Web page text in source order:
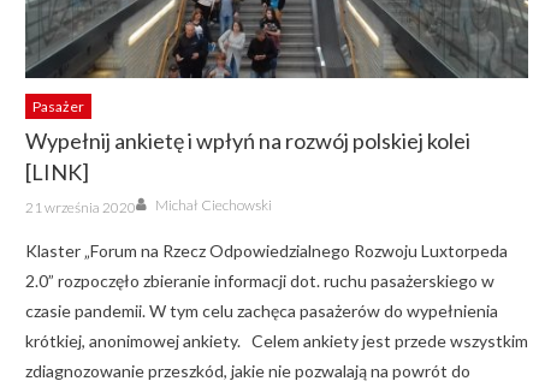
Pasażer
Wypełnij ankietę i wpłyń na rozwój polskiej kolei
[LINK]
Posted
on
21 września 2020 Author
Michał Ciechowski
Klaster „Forum na Rzecz Odpowiedzialnego Rozwoju Luxtorpeda
2.0” rozpoczęło zbieranie informacji dot. ruchu pasażerskiego w
czasie pandemii. W tym celu zachęca pasażerów do wypełnienia
krótkiej, anonimowej ankiety. Celem ankiety jest przede wszystkim
zdiagnozowanie przeszkód, jakie nie pozwalają na powrót do